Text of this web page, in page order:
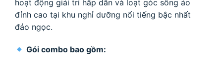
hoạt động giải trí hấp dẫn và loạt góc sống ảo
đỉnh cao tại khu nghỉ dưỡng nổi tiếng bậc nhất
đảo ngọc.
Gói combo bao gồm: